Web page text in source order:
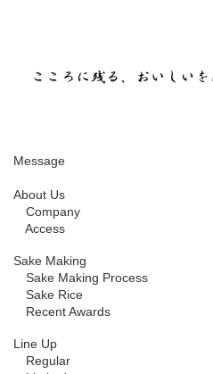
Message
About Us
Company
Access
Sake Making
Sake Making Process
Sake Rice
Recent Awards
Line Up
Regular